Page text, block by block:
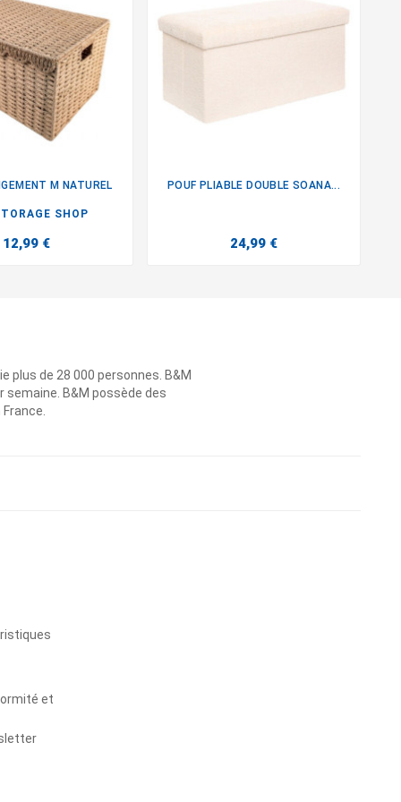
M NATUREL
SHOP
12,99 €
POUF PLIABLE DOUBLE SOANA...
24,99 €
plus de 28 000 personnes. B&M
B&M possède des
et